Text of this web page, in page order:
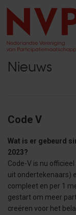
Nieuws
Code V
Wat is er gebeurd
2023?
Code-V is nu
uit ondertekenaars)
compleet en per 1
gestart om meer
creëren voor het